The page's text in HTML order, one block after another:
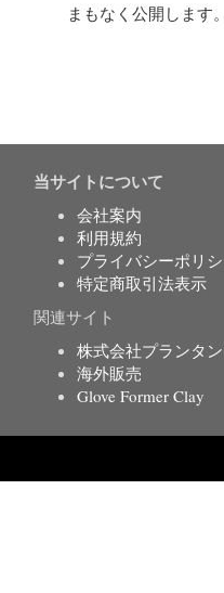
まもなく公開します
当サイトについて
会社案内
利用規約
プライバシーポリ
特定商取引法表示
関連サイト
株式会社プランタ
海外販売
Glove Former Clay